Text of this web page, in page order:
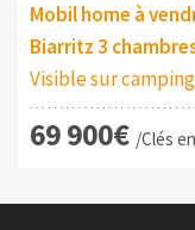
Mobil home à
Biarritz 3
Visible sur camping
69 900€ /Clés